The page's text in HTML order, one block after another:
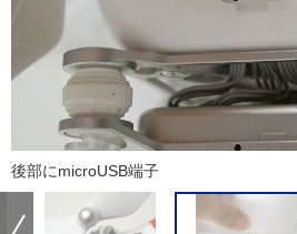
後部にmicroUSB端子